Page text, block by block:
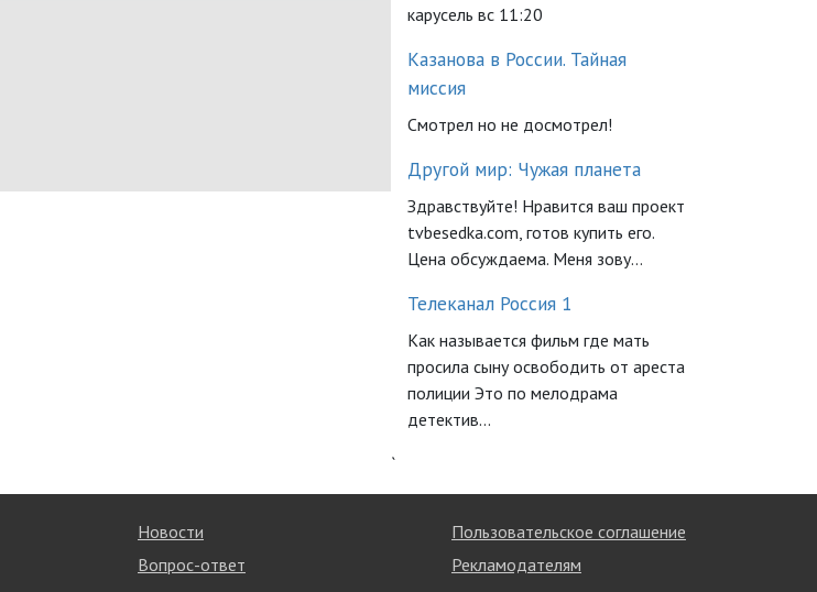
карусель вс 11:20
Казанова в России. Тайная
миссия
Смотрел но не досмотрел!
Другой мир: Чужая планета
Здравствуйте! Нравится ваш проект
tvbesedka.com, готов купить его.
Цена обсуждаема. Меня зову...
Телеканал Россия 1
Как называется фильм где мать
просила сыну освободить от ареста
полиции Это по мелодрама
детектив...
`
Новости
Вопрос-ответ
Пользовательское соглашение
Рекламодателям